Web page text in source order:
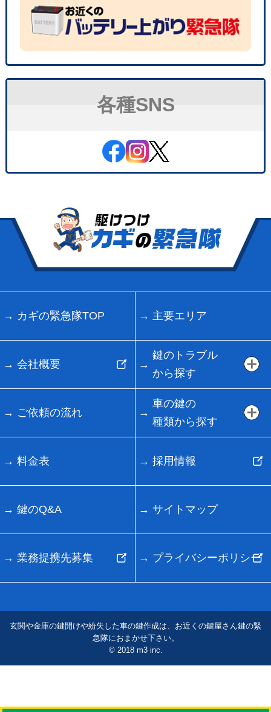
各種SNS
カギの緊急隊TOP 主要エリア
会社概要
鍵のトラブル
から探す
ご依頼の流れ
車の鍵の
種類から探す
料金表 採用情報
鍵のQ&A サイトマップ
業務提携先募集 プライバシーポリシー
玄関や金庫の鍵開けや紛失した車の鍵作成は、お近くの鍵屋さん鍵の緊
急隊におまかせ下さい。
© 2018 m3 inc.